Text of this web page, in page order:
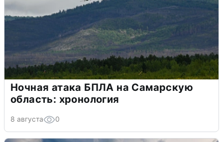
Ночная атака БПЛА на Самарскую
область: хронология
8 августа 0